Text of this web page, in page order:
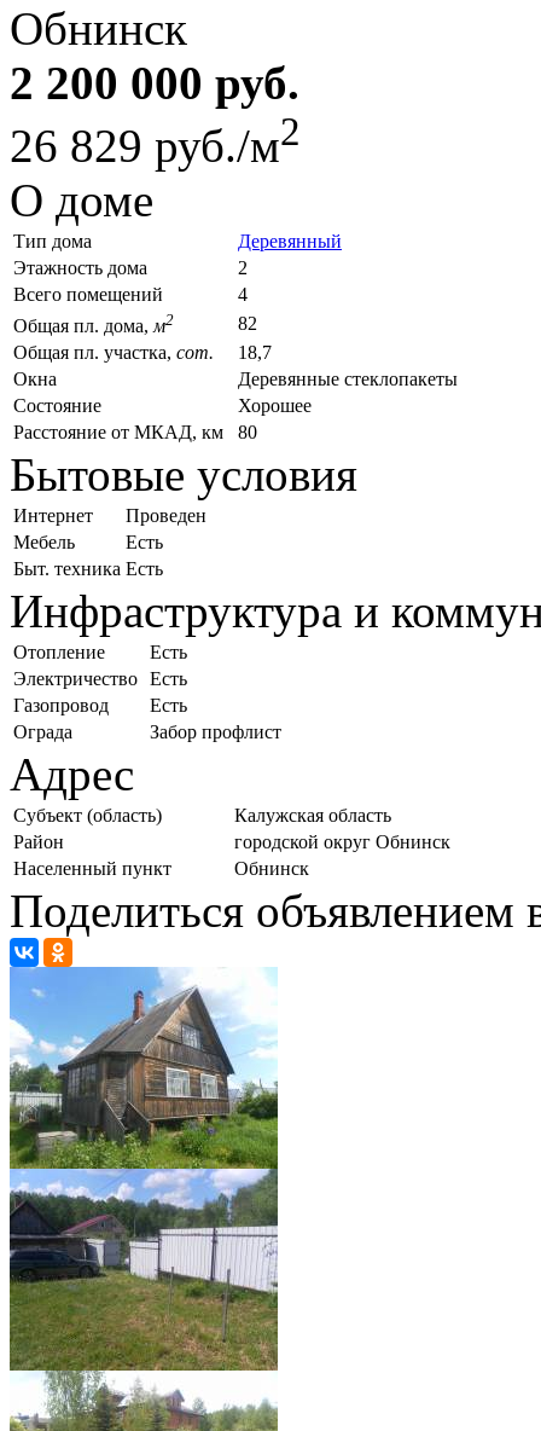
Обнинск
2 200 000 руб.
26 829 руб./м2
О доме
Тип дома
Деревянный
Этажность дома
2
Всего помещений
4
Общая пл. дома, м2
82
Общая пл. участка, сот.
18,7
Окна
Деревянные стеклопакеты
Состояние
Хорошее
Расстояние от МКАД, км
80
Бытовые условия
Интернет
Проведен
Мебель
Есть
Быт. техника Есть
Инфраструктура и
Отопление
Есть
Электричество Есть
Газопровод
Есть
Ограда
Забор профлист
Адрес
Субъект (область)
Калужская область
Район
городской округ Обнинск
Населенный пункт
Обнинск
Поделиться объявлением